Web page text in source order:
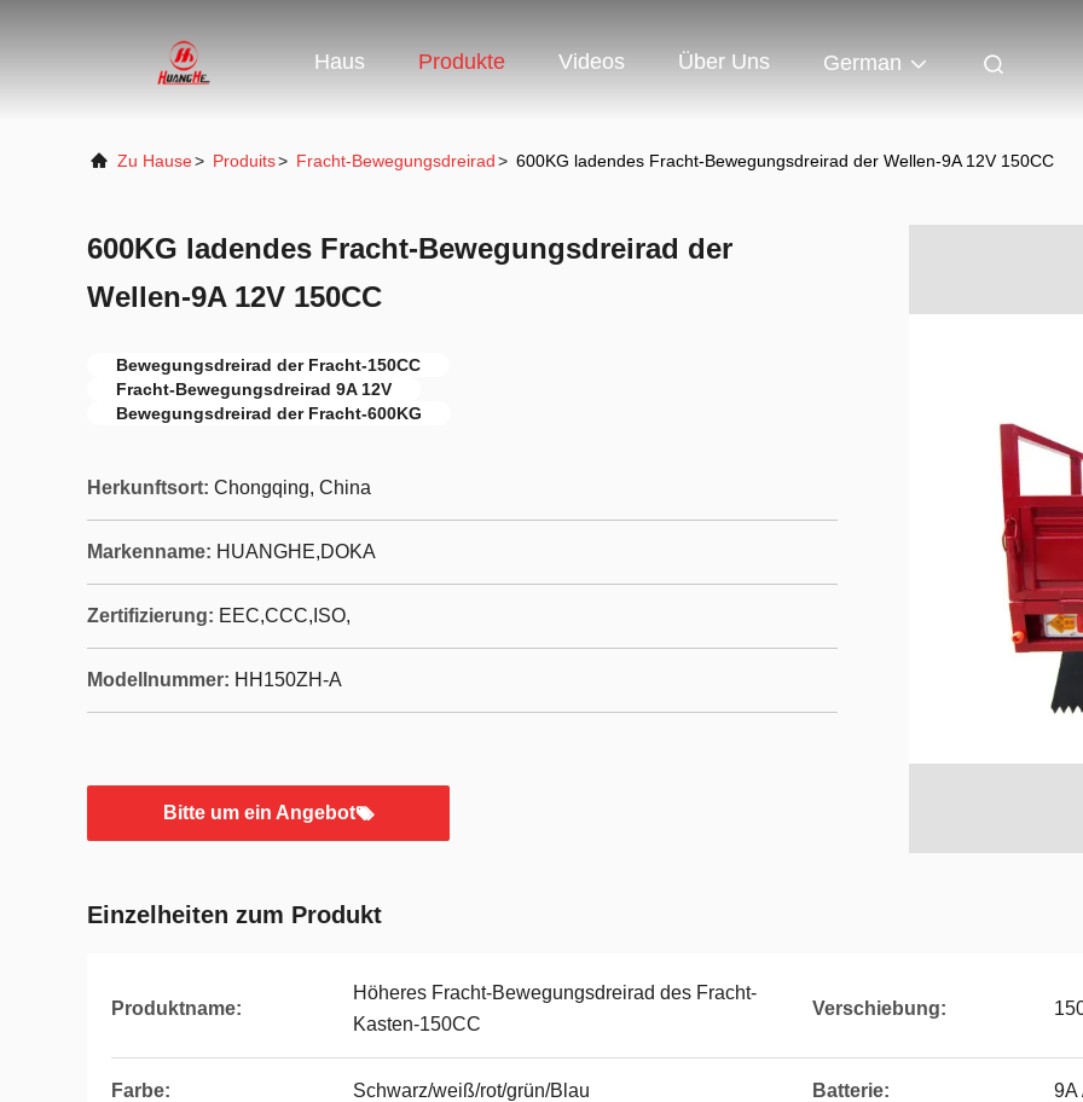
Haus Produkte Videos Über Uns German
Zu Hause> Produits> Fracht-Bewegungsdreirad> 600KG ladendes Fracht-Bewegungsdreirad der Wellen-9A 12V 150CC
600KG ladendes Fracht-Bewegungsdreirad der
Wellen-9A 12V 150CC
Bewegungsdreirad der Fracht-150CC
Fracht-Bewegungsdreirad 9A 12V
Bewegungsdreirad der Fracht-600KG
Herkunftsort: Chongqing, China
Markenname: HUANGHE,DOKA
Zertifizierung: EEC,CCC,ISO,
Modellnummer: HH150ZH-A
Bitte um ein Angebot
Einzelheiten zum Produkt
Produktname:
Höheres Fracht-Bewegungsdreirad des Fracht-
Kasten-150CC
Verschiebung:
Farbe: Schwarz/weiß/rot/grün/Blau Batterie: 9A